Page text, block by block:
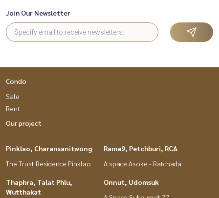
-Terminal 21
===============
สนใจติดต่อฟลุ๊ค099-287-9294
Line Id : @docondo
Join Our Newsletter
Condo
Sale
Rent
Our project
Pinklao, Charansanitwong
The Trust Residence Pinklao
Rama9, Petchburi, RCA
A space Asoke - Ratchada
Thaphra, Talat Phlu,
Wutthakat
Onnut, Udomsuk